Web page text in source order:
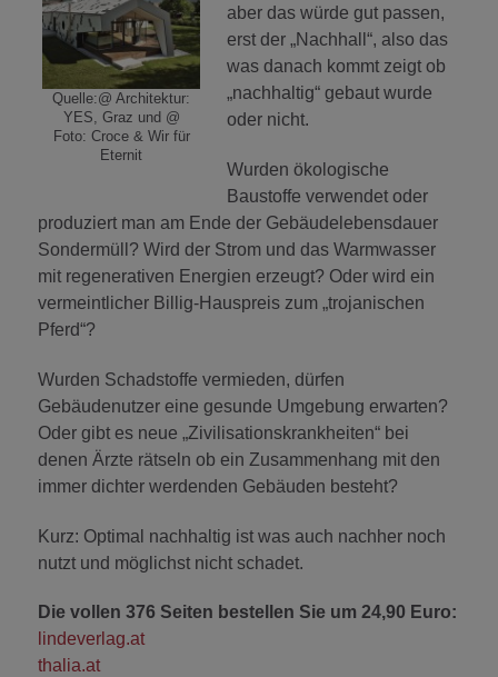
Quelle:@ Architektur:
YES, Graz und @
Foto: Croce & Wir für
Eternit
aber das würde gut passen,
erst der „Nachhall“, also das
was danach kommt zeigt ob
„nachhaltig“ gebaut wurde
oder nicht.
Wurden ökologische
Baustoffe verwendet oder
produziert man am Ende der Gebäudelebensdauer
Sondermüll? Wird der Strom und das Warmwasser
mit regenerativen Energien erzeugt? Oder wird ein
vermeintlicher Billig-Hauspreis zum „trojanischen
Pferd“?
Wurden Schadstoffe vermieden, dürfen
Gebäudenutzer eine gesunde Umgebung erwarten?
Oder gibt es neue „Zivilisationskrankheiten“ bei
denen Ärzte rätseln ob ein Zusammenhang mit den
immer dichter werdenden Gebäuden besteht?
Kurz: Optimal nachhaltig ist was auch nachher noch
nutzt und möglichst nicht schadet.
Die vollen 376 Seiten bestellen Sie um 24,90 Euro:
lindeverlag.at
thalia.at